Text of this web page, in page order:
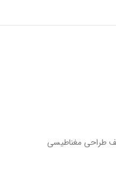
طراحی مغناطیسی